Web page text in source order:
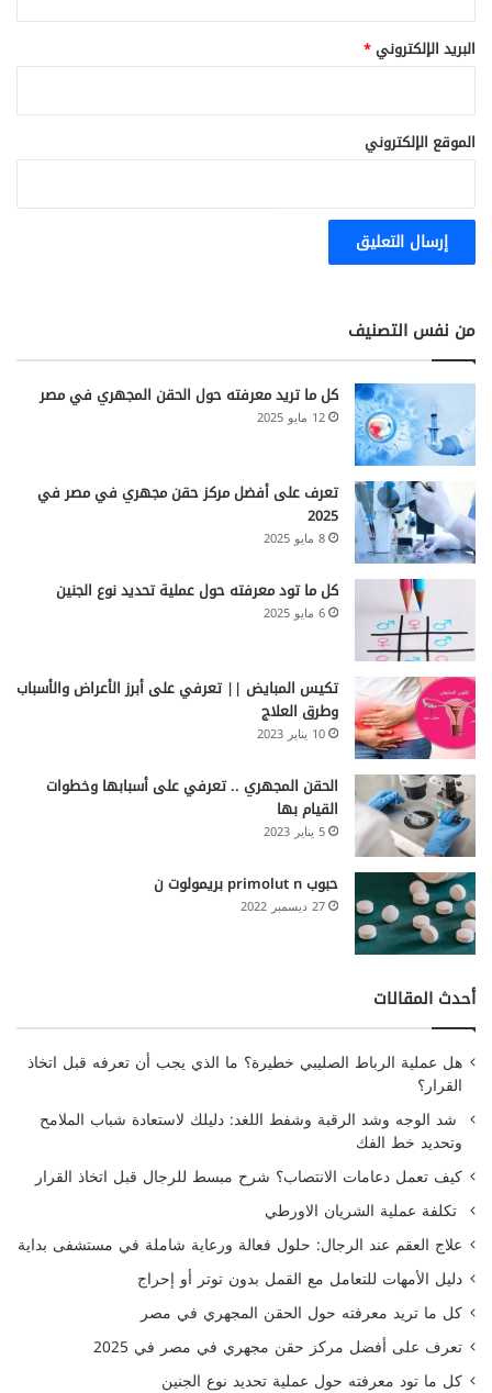
البريد الإلكتروني*
الموقع الإلكتروني
من نفس التصنيف
كل ما تريد معرفته حول الحقن المجهري في مصر
12 مايو 2025
تعرف على أفضل مركز حقن مجهري في مصر في
2025
8 مايو 2025
كل ما تود معرفته حول عملية تحديد نوع الجنين
6 مايو 2025
تكيس المبايض || تعرفي على أبرز الأعراض والأسباب
وطرق العلاج
10 يناير 2023
الحقن المجهري .. تعرفي على أسبابها وخطوات
القيام بها
5 يناير 2023
حبوب primolut n بريمولوت ن
27 ديسمبر 2022
أحدث المقالات
هل عملية الرباط الصليبي خطيرة؟ ما الذي يجب أن تعرفه قبل اتخاذ
القرار؟
شد الوجه وشد الرقبة وشفط اللغد: دليلك لاستعادة شباب الملامح
وتحديد خط الفك
كيف تعمل دعامات الانتصاب؟ شرح مبسط للرجال قبل اتخاذ القرار
تكلفة عملية الشريان الاورطي
علاج العقم عند الرجال: حلول فعالة ورعاية شاملة في مستشفى بداية
دليل الأمهات للتعامل مع القمل بدون توتر أو إحراج
كل ما تريد معرفته حول الحقن المجهري في مصر
تعرف على أفضل مركز حقن مجهري في مصر في 2025
كل ما تود معرفته حول عملية تحديد نوع الجنين